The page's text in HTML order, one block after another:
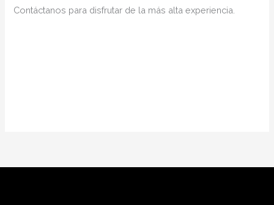
Contáctanos para disfrutar de la más alta experiencia.